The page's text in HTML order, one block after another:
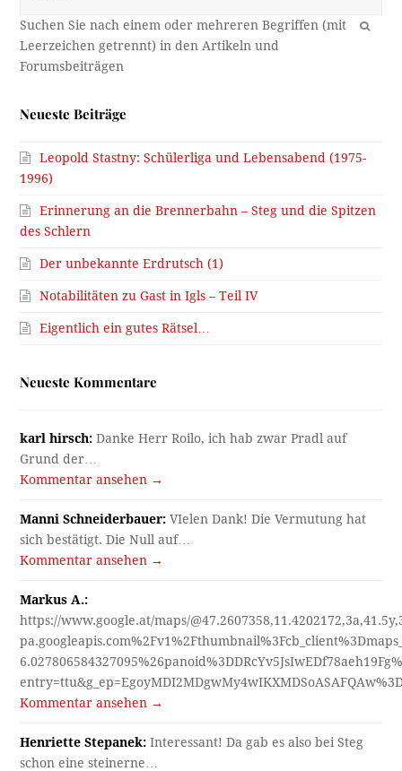
OK
Neueste Beiträge
Leopold Stastny: Schülerliga und Lebensabend (1975-
1996)
Erinnerung an die Brennerbahn – Steg und die Spitzen
des Schlern
Der unbekannte Erdrutsch (1)
Notabilitäten zu Gast in Igls – Teil IV
Eigentlich ein gutes Rätsel…
Neueste Kommentare
karl hirsch: Danke Herr Roilo, ich hab zwar Pradl auf
Grund der…
Kommentar ansehen →
Manni Schneiderbauer: VIelen Dank! Die Vermutung hat
sich bestätigt. Die Null auf…
Kommentar ansehen →
Markus A.:
https://www.google.at/maps/
Kommentar ansehen →
Henriette Stepanek: Interessant! Da gab es also bei Steg
schon eine steinerne…